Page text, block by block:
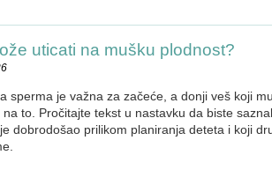
uticati na mušku plodnost?
sperma je važna za začeće, a donji veš koji
na to. Pročitajte tekst u nastavku da biste
dobrodošao prilikom planiranja deteta i koji